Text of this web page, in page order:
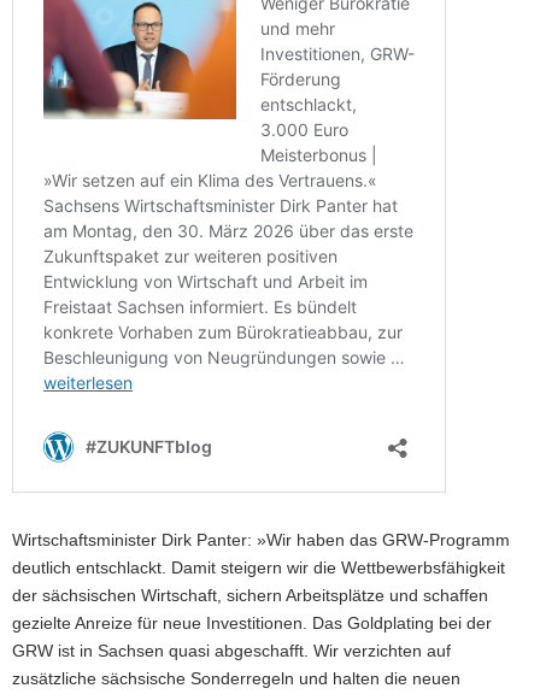
Wirtschaftsminister Dirk Panter: »Wir haben das GRW-Programm
deutlich entschlackt. Damit steigern wir die Wettbewerbsfähigkeit
der sächsischen Wirtschaft, sichern Arbeitsplätze und schaffen
gezielte Anreize für neue Investitionen. Das Goldplating bei der
GRW ist in Sachsen quasi abgeschafft. Wir verzichten auf
zusätzliche sächsische Sonderregeln und halten die neuen